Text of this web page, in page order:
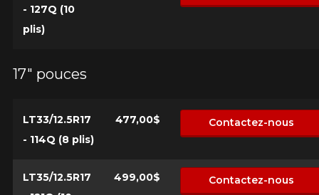
- 127Q (10
plis)
17" pouces
LT33/12.5R17
- 114Q (8 plis)
477,00$ Contactez-nous
LT35/12.5R17
499,00$ Contactez-nous
Votre avis concernant le
OPEN COUNTRY R/T
Nom